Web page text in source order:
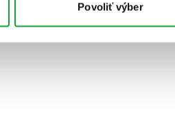
Povoliť výber